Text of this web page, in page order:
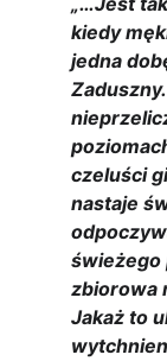
kiedy
jedna
czeluści
nastaje
świeżego
zbiorowa
Jakaż to